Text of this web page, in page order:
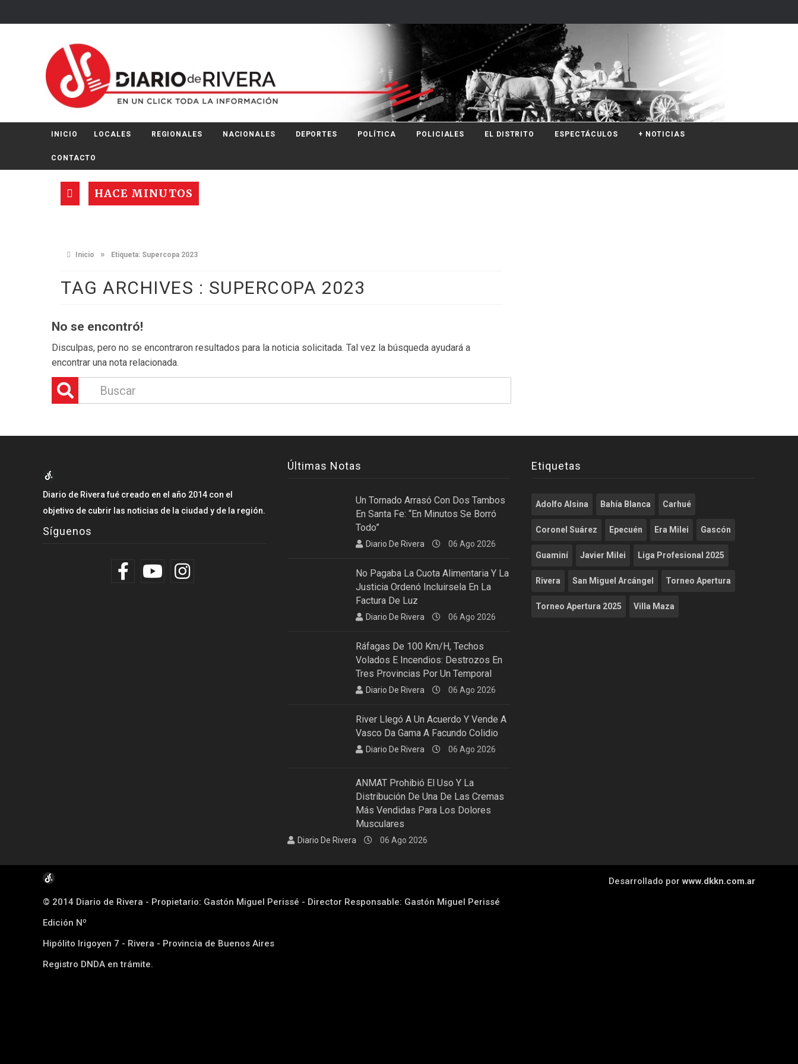
INICIO LOCALES REGIONALES NACIONALES DEPORTES POLÍTICA POLICIALES EL DISTRITO ESPECTÁCULOS + NOTICIAS
CONTACTO
HACE MINUTOS
Inicio » Etiqueta: Supercopa 2023
TAG ARCHIVES : SUPERCOPA 2023
No se encontró!
Disculpas, pero no se encontraron resultados para la noticia solicitada. Tal vez la búsqueda ayudará a
encontrar una nota relacionada.
Diario de Rivera fué creado en el año 2014 con el
objetivo de cubrir las noticias de la ciudad y de la región.
Síguenos
Últimas Notas
Un Tornado Arrasó Con Dos Tambos
En Santa Fe: “En Minutos Se Borró
Todo”
Diario De Rivera 06 Ago 2026
No Pagaba La Cuota Alimentaria Y La
Justicia Ordenó Incluirsela En La
Factura De Luz
Diario De Rivera 06 Ago 2026
Ráfagas De 100 Km/h, Techos
Volados E Incendios: Destrozos En
Tres Provincias Por Un Temporal
Diario De Rivera 06 Ago 2026
River Llegó A Un Acuerdo Y Vende A
Vasco Da Gama A Facundo Colidio
Diario De Rivera 06 Ago 2026
ANMAT Prohibió El Uso Y La
Distribución De Una De Las Cremas
Más Vendidas Para Los Dolores
Musculares
Diario De Rivera 06 Ago 2026
Etiquetas
Adolfo Alsina Bahía Blanca Carhué
Coronel Suárez Epecuén Era Milei Gascón
Guaminí Javier Milei Liga Profesional 2025
Rivera San Miguel Arcángel Torneo Apertura
Torneo Apertura 2025 Villa Maza
© 2014 Diario de Rivera - Propietario: Gastón Miguel Perissé - Director Responsable: Gastón Miguel Perissé
Edición Nº
Hipólito Irigoyen 7 - Rivera - Provincia de Buenos Aires
Registro DNDA en trámite.
Desarrollado porwww.dkkn.com.ar